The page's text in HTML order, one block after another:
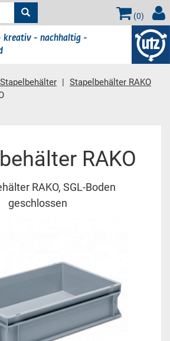
(0)
kreativ - nachhaltig -
Stapelbehälter
Stapelbehälter RAKO
RAKO
RAKO, SGL-Boden
geschlossen